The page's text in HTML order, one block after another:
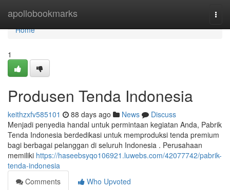
apollobookmarks
Home
Home
1
Produsen Tenda Indonesia
keithzxfv585101 88 days ago News
Discuss
Menjadi penyedia handal untuk permintaan kegiatan Anda, Pabrik
Tenda Indonesia berdedikasi untuk memproduksi tenda premium
bagi berbagai pelanggan di seluruh Indonesia . Perusahaan
memiliki https://haseebsyqo106921.luwebs.com/42077742/pabrik-
tenda-indonesia
Comments
Who Upvoted